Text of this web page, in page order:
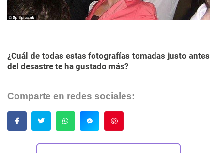
¿Cuál de todas estas fotografías tomadas justo antes
del desastre te ha gustado más?
Comparte en redes sociales: